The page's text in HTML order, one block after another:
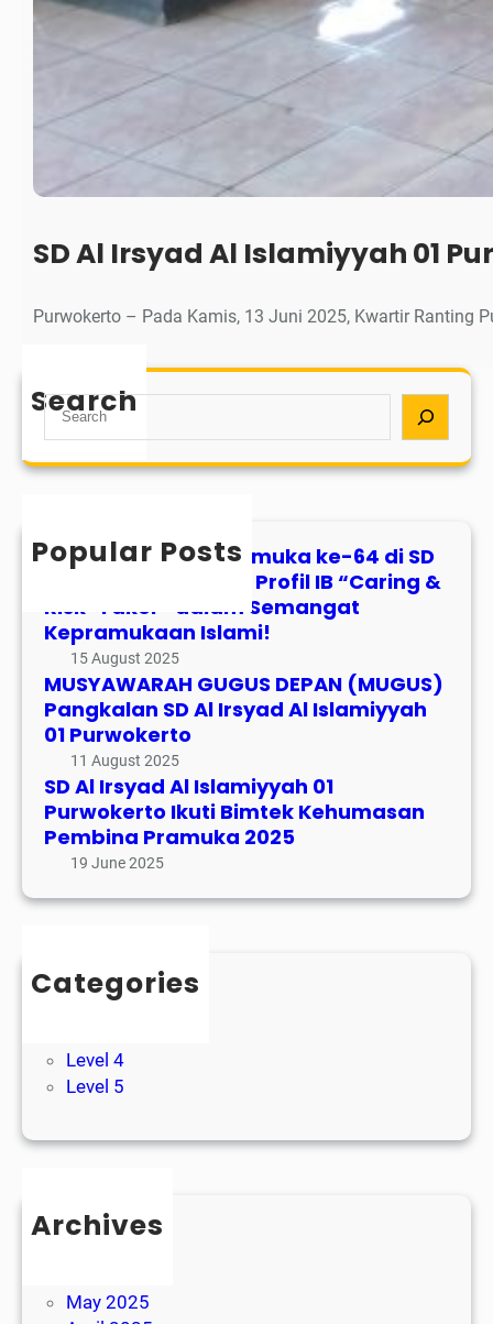
SD Al Irsyad Al Islamiyyah 01
Purwokerto – Pada Kamis, 13 Juni 2025, Kwartir Ranting
Search
S
a
h
Popular Posts
Peringatan Hari Pramuka ke-64 di SD
Al Irsyad: Wujudkan Profil IB “Caring &
Risk-Taker” dalam Semangat
Kepramukaan Islami!
15 August 2025
MUSYAWARAH GUGUS DEPAN (MUGUS)
Pangkalan SD Al Irsyad Al Islamiyyah
01 Purwokerto
11 August 2025
SD Al Irsyad Al Islamiyyah 01
Purwokerto Ikuti Bimtek Kehumasan
Pembina Pramuka 2025
19 June 2025
Categories
Artikel
Level 4
Level 5
Archives
May 2025